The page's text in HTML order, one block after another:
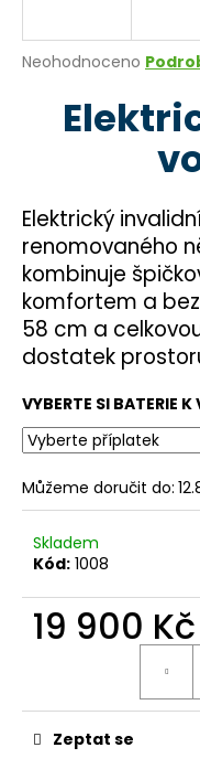
Průměrné
produktu
hvězdiček.
Neohodnoceno
Elektrický
renomovaného
kombinuje
komfortem a
58 cm a
dostatek
VYBERTE SI BATERIE
Můžeme doručit do:
Skladem
Kód: 1008
19 900 Kč
Zeptat se
j
D
p
o
r
č
e
m
e